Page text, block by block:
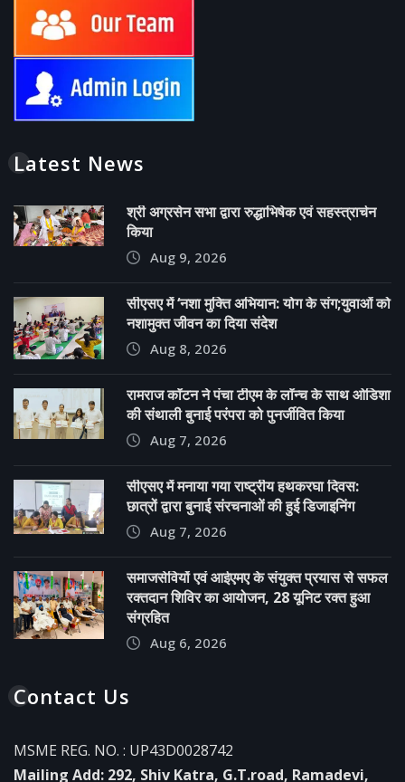
Latest News
श्री अग्रसेन सभा द्वारा रुद्धाभिषेक एवं सहस्त्रार्चन
किया
Aug 9, 2026
सीएसए में ‘नशा मुक्ति अभियान: योग के संग;युवाओं को
नशामुक्त जीवन का दिया संदेश
Aug 8, 2026
रामराज कॉटन ने पंचा टीएम के लॉन्च के साथ ओडिशा
की संथाली बुनाई परंपरा को पुनर्जीवित किया
Aug 7, 2026
सीएसए में मनाया गया राष्ट्रीय हथकरघा दिवस:
छात्रों द्वारा बुनाई संरचनाओं की हुई डिजाइनिंग
Aug 7, 2026
समाजसेवियों एवं आईएमए के संयुक्त प्रयास से सफल
रक्तदान शिविर का आयोजन, 28 यूनिट रक्त हुआ
संग्रहित
Aug 6, 2026
Contact Us
MSME REG. NO. : UP43D0028742
Mailing Add: 292, Shiv Katra, G.T.road, Ramadevi,